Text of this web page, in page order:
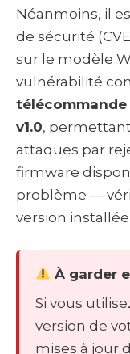
Néanmoins, il
de sécurité
sur le modèle
vulnérabilité
télécommande
v1.0,
attaques par
firmware
problème —
version
À garder
Si vous
version de
mises à jour